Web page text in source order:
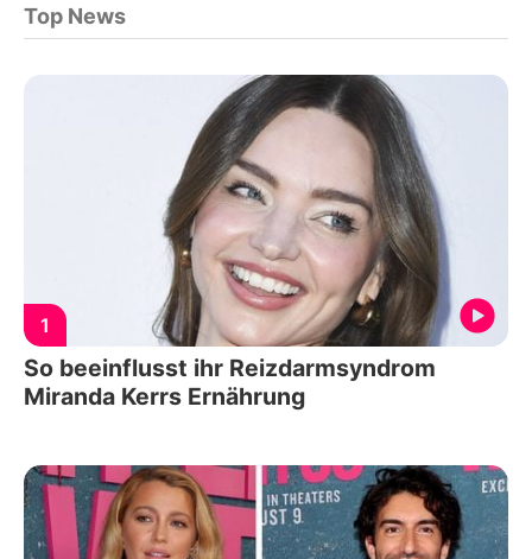
Top News
1
So beeinflusst ihr Reizdarmsyndrom
Miranda Kerrs Ernährung